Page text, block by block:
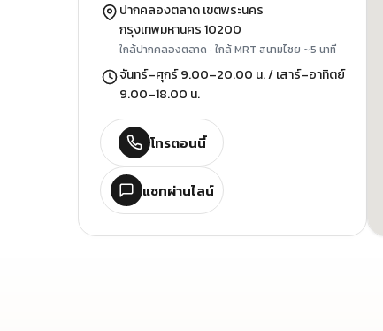
ปากคลองตลาด เขตพระนคร
กรุงเทพมหานคร 10200
ใกล้ปากคลองตลาด · ใกล้ MRT สนามไชย ~5 นาที
จันทร์–ศุกร์ 9.00–20.00 น. / เสาร์–อาทิตย์
9.00–18.00 น.
โทรตอนนี้
แชทผ่านไลน์